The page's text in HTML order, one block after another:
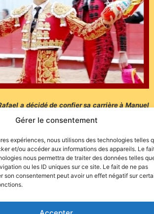
Gérer le consentement
expériences, nous utilisons des technologies telles
et/ou accéder aux informations des appareils. Le
nous permettra de traiter des données telles
ou les ID uniques sur ce site. Le fait de ne pas
son consentement peut avoir un effet négatif sur
a décidé de confier sa carrière à Manuel
au terme d’un repas, pour un temps
l'association TOROFIESTA